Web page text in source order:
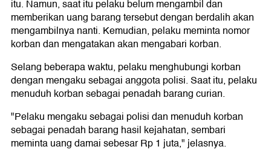
itu. Namun, saat itu pelaku belum mengambil dan
memberikan uang barang tersebut dengan berdalih akan
mengambilnya nanti. Kemudian, pelaku meminta nomor
korban dan mengatakan akan mengabari korban.
Selang beberapa waktu, pelaku menghubungi korban
dengan mengaku sebagai anggota polisi. Saat itu, pelaku
menuduh korban sebagai penadah barang curian.
"Pelaku mengaku sebagai polisi dan menuduh korban
sebagai penadah barang hasil kejahatan, sembari
meminta uang damai sebesar Rp 1 juta," jelasnya.